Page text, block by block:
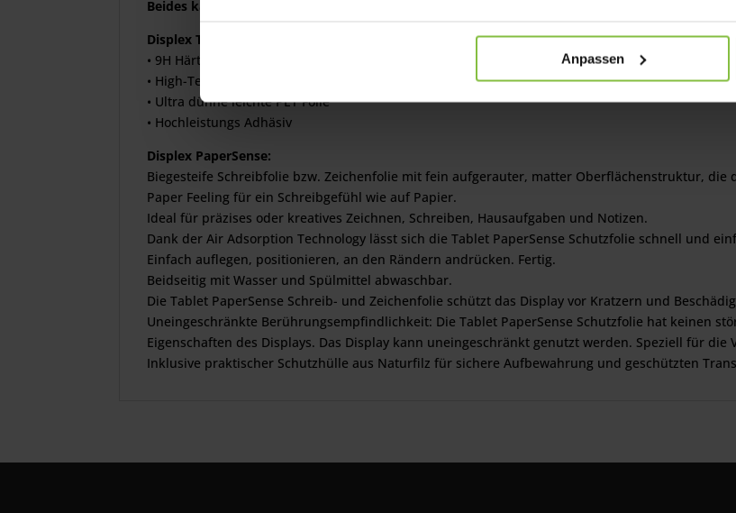
Anpassen
Beides kann gemeinsam verwendet werden!
Displex Tablet Glass:
• 9H Härte
• High-Tech-Anti-Fingerprint-Beschichtung
• Ultra dünne leichte PET Folie
• Hochleistungs Adhäsiv
Displex PaperSense:
Biegesteife Schreibfolie bzw. Zeichenfolie mit fein aufgerauter, matter Oberflächenstruktur, die
Paper Feeling für ein Schreibgefühl wie auf Papier.
Ideal für präzises oder kreatives Zeichnen, Schreiben, Hausaufgaben und Notizen.
Dank der Air Adsorption Technology lässt sich die Tablet PaperSense Schutzfolie schnell und
Einfach auflegen, positionieren, an den Rändern andrücken. Fertig.
Beidseitig mit Wasser und Spülmittel abwaschbar.
Die Tablet PaperSense Schreib- und Zeichenfolie schützt das Display vor Kratzern und
Uneingeschränkte Berührungsempfindlichkeit: Die Tablet PaperSense Schutzfolie hat keinen
Eigenschaften des Displays. Das Display kann uneingeschränkt genutzt werden. Speziell für
Inklusive praktischer Schutzhülle aus Naturfilz für sichere Aufbewahrung und geschützten